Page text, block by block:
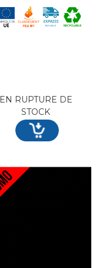
EN RUPTURE DE
STOCK